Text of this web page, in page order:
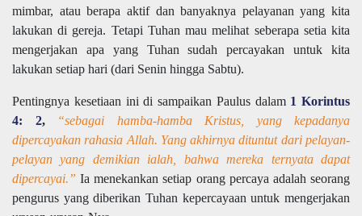
mimbar, atau berapa aktif dan banyaknya pelayanan yang kita
lakukan di gereja. Tetapi Tuhan mau melihat seberapa setia kita
mengerjakan apa yang Tuhan sudah percayakan untuk kita
lakukan setiap hari (dari Senin hingga Sabtu).
Pentingnya kesetiaan ini di sampaikan Paulus dalam 1 Korintus
4: 2,
“sebagai hamba-hamba Kristus, yang kepadanya
dipercayakan rahasia Allah. Yang akhirnya dituntut dari pelayan-
pelayan yang demikian ialah, bahwa mereka ternyata dapat
dipercayai.” Ia menekankan setiap orang percaya adalah seorang
pengurus yang diberikan Tuhan kepercayaan untuk mengerjakan